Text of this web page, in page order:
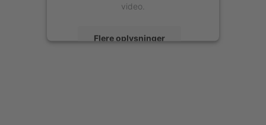
video.
Flere oplysninger